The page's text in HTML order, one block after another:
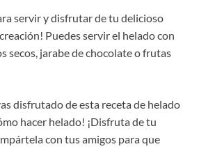
servir y disfrutar de tu delicioso
Puedes servir el helado con
secos, jarabe de chocolate o frutas
disfrutado de esta receta de helado
hacer helado! ¡Disfruta de tu
con tus amigos para que